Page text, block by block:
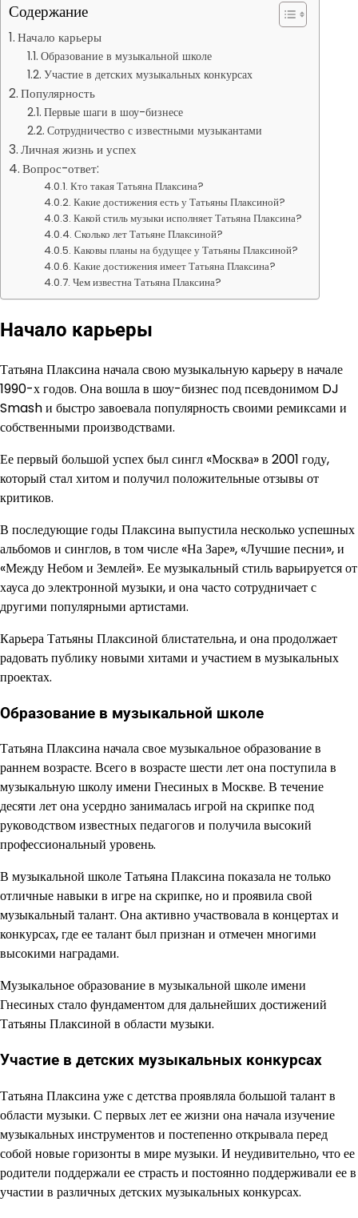
Содержание
Начало карьеры
Образование в музыкальной школе
Участие в детских музыкальных конкурсах
Популярность
Первые шаги в шоу-бизнесе
Сотрудничество с известными музыкантами
Личная жизнь и успех
Вопрос-ответ:
Кто такая Татьяна Плаксина?
Какие достижения есть у Татьяны Плаксиной?
Какой стиль музыки исполняет Татьяна Плаксина?
Сколько лет Татьяне Плаксиной?
Каковы планы на будущее у Татьяны Плаксиной?
Какие достижения имеет Татьяна Плаксина?
Чем известна Татьяна Плаксина?
Начало карьеры
Татьяна Плаксина начала свою музыкальную карьеру в начале
1990-х годов. Она вошла в шоу-бизнес под псевдонимом DJ
Smash и быстро завоевала популярность своими ремиксами и
собственными производствами.
Ее первый большой успех был сингл «Москва» в 2001 году,
который стал хитом и получил положительные отзывы от
критиков.
В последующие годы Плаксина выпустила несколько успешных
альбомов и синглов, в том числе «На Заре», «Лучшие песни», и
«Между Небом и Землей». Ее музыкальный стиль варьируется от
хауса до электронной музыки, и она часто сотрудничает с
другими популярными артистами.
Карьера Татьяны Плаксиной блистательна, и она продолжает
радовать публику новыми хитами и участием в музыкальных
проектах.
Образование в музыкальной школе
Татьяна Плаксина начала свое музыкальное образование в
раннем возрасте. Всего в возрасте шести лет она поступила в
музыкальную школу имени Гнесиных в Москве. В течение
десяти лет она усердно занималась игрой на скрипке под
руководством известных педагогов и получила высокий
профессиональный уровень.
В музыкальной школе Татьяна Плаксина показала не только
отличные навыки в игре на скрипке, но и проявила свой
музыкальный талант. Она активно участвовала в концертах и
конкурсах, где ее талант был признан и отмечен многими
высокими наградами.
Музыкальное образование в музыкальной школе имени
Гнесиных стало фундаментом для дальнейших достижений
Татьяны Плаксиной в области музыки.
Участие в детских музыкальных конкурсах
Татьяна Плаксина уже с детства проявляла большой талант в
области музыки. С первых лет ее жизни она начала изучение
музыкальных инструментов и постепенно открывала перед
собой новые горизонты в мире музыки. И неудивительно, что ее
родители поддержали ее страсть и постоянно поддерживали ее в
участии в различных детских музыкальных конкурсах.